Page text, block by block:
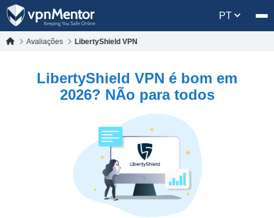
PT
Avaliações LibertyShield VPN
LibertyShield VPN é bom em
2026? NÃo para todos